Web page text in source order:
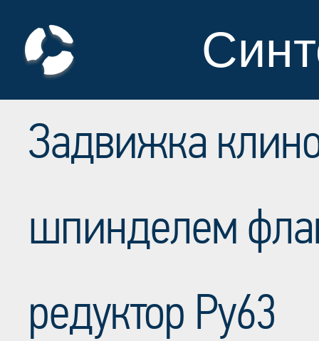
Задвижка
шпинделем
редуктор Ру63